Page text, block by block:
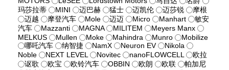
玛莎拉蒂
MINI 迈巴赫 猛士 迈凯伦 迈莎锐
摩根
迈越
摩登汽车 Mole 迈迈 Micro Manhart
敏安
汽车
Mazzanti MAGNA MILITEM
Meyers Manx
MELKUS
Mullen Moke Mahindra Munro
Mobilize
哪吒汽车
纳智捷 NamX Neuron EV
Nikola
Noble
NEXT LEVEL Novitec nanoFLOWCELL
欧拉
讴歌
欧宝 欧铃汽车 OBBIN 欧朗 欧联
帕加尼